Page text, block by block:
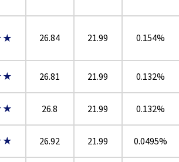
26.84 21.99 0.154%
26.81 21.99 0.132%
26.8 21.99 0.132%
26.92 21.99 0.0495%